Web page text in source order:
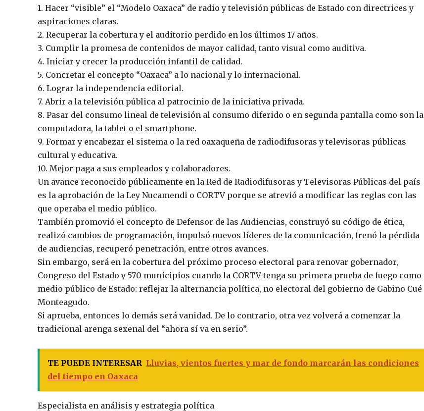
1. Hacer “visible” el “Modelo Oaxaca” de radio y televisión públicas de Estado con directrices y
aspiraciones claras.
2. Recuperar la cobertura y el auditorio perdido en los últimos 17 años.
3. Cumplir la promesa de contenidos de mayor calidad, tanto visual como auditiva.
4. Iniciar y crecer la producción infantil de calidad.
5. Concretar el concepto “Oaxaca” a lo nacional y lo internacional.
6. Lograr la independencia editorial.
7. Abrir a la televisión pública al patrocinio de la iniciativa privada.
8. Pasar del consumo lineal de televisión al consumo diferido o en segunda pantalla como son la
computadora, la tablet o el smartphone.
9. Formar y encabezar el sistema o la red oaxaqueña de radiodifusoras y televisoras públicas
cultural y educativa.
10. Mejor paga a sus empleados y colaboradores.
Un avance reconocido públicamente en la Red de Radiodifusoras y Televisoras Públicas del país
es la aprobación de la Ley Nucamendi o CORTV porque se atrevió a modificar las reglas con las
que operaba el medio público.
También promovió el concepto de Defensor de las Audiencias, construyó su código de ética,
realizó cambios de programación, impulsó nuevos líderes de la comunicación, frenó la pérdida
de audiencias, recuperó penetración, entre otros avances.
Sin embargo, será en la cobertura del próximo proceso electoral para renovar gobernador,
Congreso del Estado y 570 municipios cuando la CORTV tenga su primera prueba de fuego como
medio público de Estado: reflejar la alternancia política, no electoral del gobierno de Gabino Cué
Monteagudo.
Si aprueba, entonces lo demás será vanidad. De lo contrario, otra vez volverá a comenzar la
tradicional arenga sexenal del “ahora sí va en serio”.
TE PUEDE INTERESAR Lluvias, vientos fuertes y mar de fondo marcarán las condiciones
del tiempo en Oaxaca
Especialista en análisis y estrategia política